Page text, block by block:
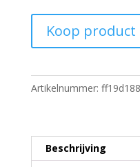
Koop product
Artikelnummer:
Beschrijving